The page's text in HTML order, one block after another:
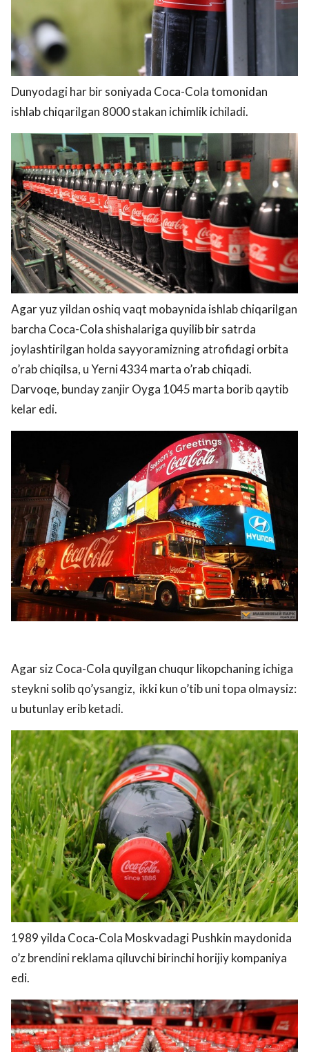
Dunyodagi har bir soniyada Coca-Cola tomonidan
ishlab chiqarilgan 8000 stakan ichimlik ichiladi.
Agar yuz yildan oshiq vaqt mobaynida ishlab chiqarilgan
barcha Coca-Cola shishalariga quyilib bir satrda
joylashtirilgan holda sayyoramizning atrofidagi orbita
o’rab chiqilsa, u Yerni 4334 marta o’rab chiqadi.
Darvoqe, bunday zanjir Oyga 1045 marta borib qaytib
kelar edi.
Agar siz Coca-Cola quyilgan chuqur likopchaning ichiga
steykni solib qo’ysangiz, ikki kun o’tib uni topa olmaysiz:
u butunlay erib ketadi.
1989 yilda Coca-Cola Moskvadagi Pushkin maydonida
o’z brendini reklama qiluvchi birinchi horijiy kompaniya
edi.